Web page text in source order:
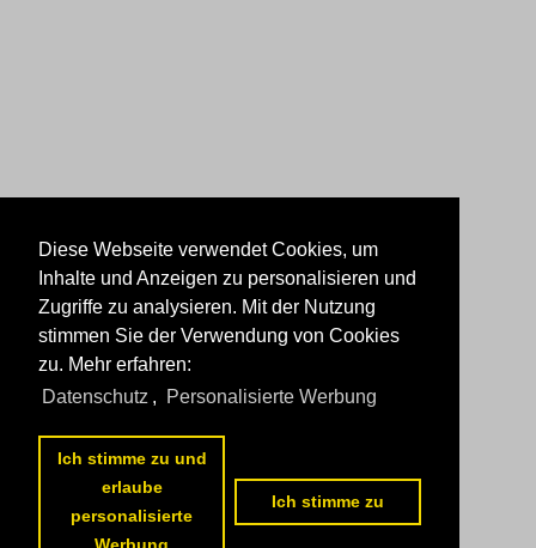
Diese Webseite verwendet Cookies, um
Inhalte und Anzeigen zu personalisieren und
Zugriffe zu analysieren. Mit der Nutzung
stimmen Sie der Verwendung von Cookies
zu. Mehr erfahren:
Datenschutz , Personalisierte Werbung
Ich stimme zu und
erlaube
personalisierte
Ich stimme zu